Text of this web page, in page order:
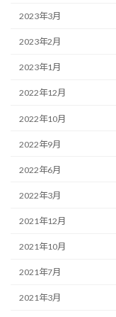
2023年3月
2023年2月
2023年1月
2022年12月
2022年10月
2022年9月
2022年6月
2022年3月
2021年12月
2021年10月
2021年7月
2021年3月